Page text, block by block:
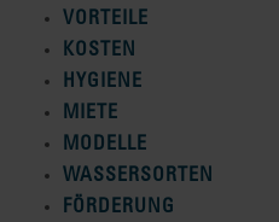
VORTEILE
KOSTEN
HYGIENE
MIETE
MODELLE
WASSERSORTEN
FÖRDERUNG